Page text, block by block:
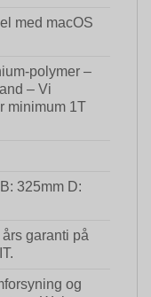
med macOS
polymer –
– Vi
minimum 1T
325mm D:
garanti på
og